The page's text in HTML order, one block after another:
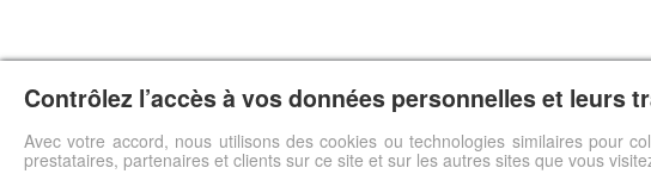
Contrôlez l’accès à vos données personnelles et leurs
Avec votre accord, nous utilisons des cookies ou technologies similaires pour
prestataires, partenaires et clients sur ce site et sur les autres sites que vous